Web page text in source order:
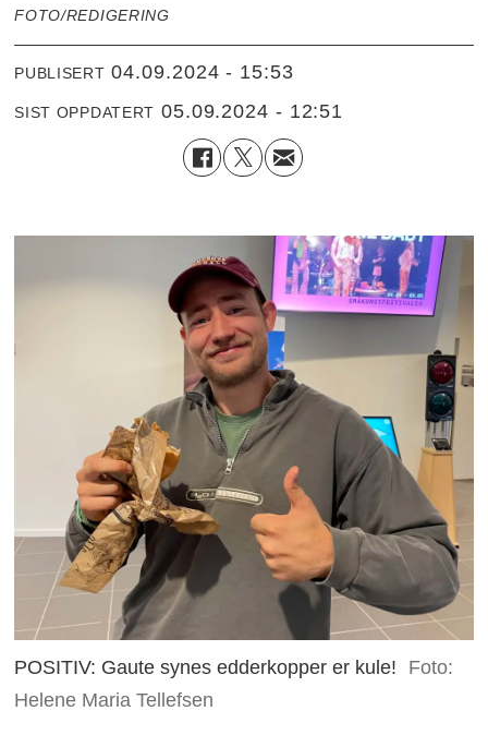
FOTO/REDIGERING
PUBLISERT 04.09.2024 - 15:53
SIST OPPDATERT 05.09.2024 - 12:51
POSITIV: Gaute synes edderkopper er kule!
Foto:
Helene Maria Tellefsen